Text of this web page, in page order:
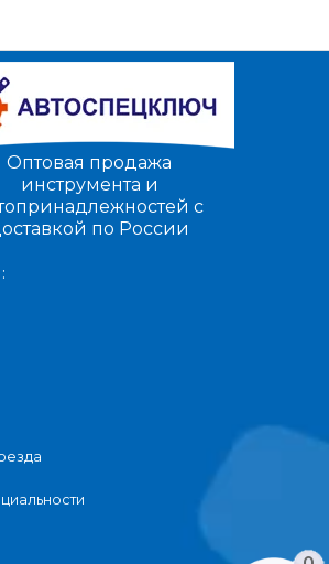
Оптовая продажа
инструмента и
с
по России